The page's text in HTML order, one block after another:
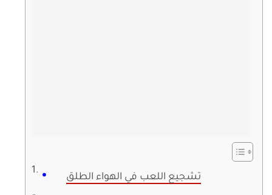
تشجيع اللعب في الهواء الطلق